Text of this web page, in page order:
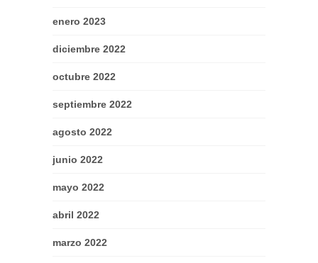
enero 2023
diciembre 2022
octubre 2022
septiembre 2022
agosto 2022
junio 2022
mayo 2022
abril 2022
marzo 2022